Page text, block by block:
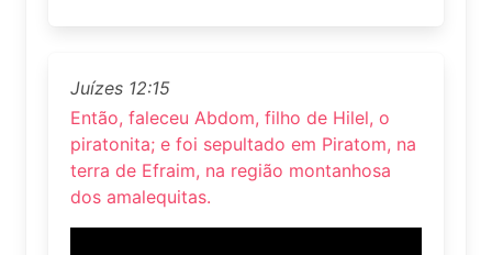
Juízes 12:15
Então, faleceu Abdom, filho de Hilel, o
piratonita; e foi sepultado em Piratom, na
terra de Efraim, na região montanhosa
dos amalequitas.